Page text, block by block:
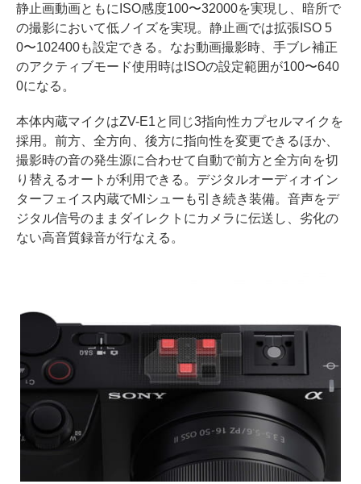
静止画動画ともにISO感度100〜32000を実現し、暗所で
の撮影において低ノイズを実現。静止画では拡張ISO 5
0〜102400も設定できる。なお動画撮影時、手ブレ補正
のアクティブモード使用時はISOの設定範囲が100〜640
0になる。
本体内蔵マイクはZV-E1と同じ3指向性カプセルマイクを
採用。前方、全方向、後方に指向性を変更できるほか、
撮影時の音の発生源に合わせて自動で前方と全方向を切
り替えるオートが利用できる。デジタルオーディオイン
ターフェイス内蔵でMIシューも引き続き装備。音声をデ
ジタル信号のままダイレクトにカメラに伝送し、劣化の
ない高音質録音が行なえる。